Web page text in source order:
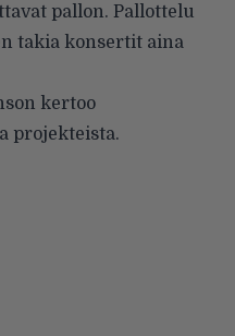
pallon. Pallottelu
takia konsertit aina
kertoo
projekteista.